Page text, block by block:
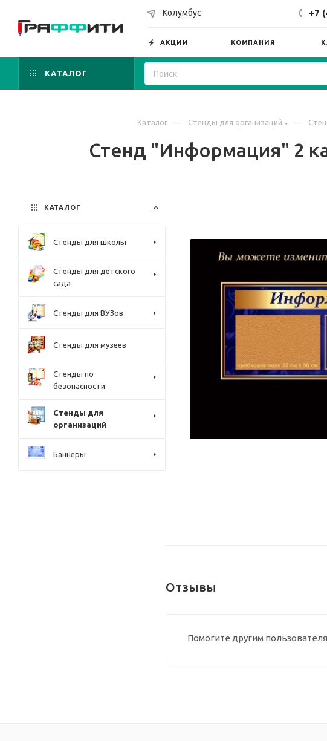
Колумбус +7
АКЦИИ КОМПАНИЯ
КАТАЛОГ
Каталог — Стенды для организаций —
Стенд "Информация" 2
Отзывы
Помогите другим
КАТАЛОГ
Стенды для школы
Стенды для детского
сада
Стенды для ВУЗов
Стенды для музеев
Стенды по
безопасности
Стенды для
организаций
Баннеры